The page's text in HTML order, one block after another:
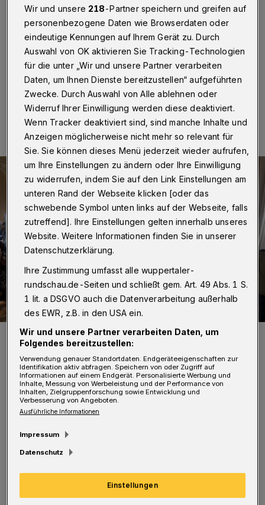
Wuppertal·Zum 48. Mal steigt am Sonntag (28.
September 2025) die Bergische Mineralien- und
Fossilienbörse in der Historischen Stadthalle Wuppertal.
Geöffnet ist sie von 11 bis 17 Uhr. Der Eintritt kostet
vier Euro (Kinder bis 14 Jahre frei).
26.09.2025 , 07:30 Uhr Eine Minute Lesezeit
Blick in den Mendelssohn-Saal.
Foto: Udo Klusmann
Gutschein für das Edelsteinwaschen. Wie jedes
Jahr darf sich dann jedes Kind danach noch
einen Stein bzw. ein Mineral aussuchen“, so
die Vereinigung der Freunde der Mineralogie
Wir und unsere 218-Partner speichern und greifen auf
personenbezogene Daten wie Browserdaten oder
eindeutige Kennungen auf Ihrem Gerät zu. Durch
Auswahl von OK aktivieren Sie Tracking-Technologien
für die unter „Wir und unsere Partner verarbeiten
Daten, um Ihnen Dienste bereitzustellen“ aufgeführten
Zwecke. Durch Auswahl von Alle ablehnen oder
Widerruf Ihrer Einwilligung werden diese deaktiviert.
Wenn Tracker deaktiviert sind, sind manche Inhalte und
Anzeigen möglicherweise nicht mehr so relevant für
Sie. Sie können dieses Menü jederzeit wieder aufrufen,
um Ihre Einstellungen zu ändern oder Ihre Einwilligung
zu widerrufen, indem Sie auf den Link Einstellungen am
unteren Rand der Webseite klicken [oder das
schwebende Symbol unten links auf der Webseite, falls
zutreffend]. Ihre Einstellungen gelten innerhalb unseres
Website. Weitere Informationen finden Sie in unserer
Datenschutzerklärung.
Ihre Zustimmung umfasst alle wuppertaler-
rundschau.de-Seiten und schließt gem. Art. 49 Abs. 1 S.
1 lit. a DSGVO auch die Datenverarbeitung außerhalb
des EWR, z.B. in den USA ein.
Wir und unsere Partner verarbeiten Daten, um
Folgendes bereitzustellen:
Verwendung genauer Standortdaten. Endgeräteeigenschaften zur
Identifikation aktiv abfragen. Speichern von oder Zugriff auf
Informationen auf einem Endgerät. Personalisierte Werbung und
Inhalte, Messung von Werbeleistung und der Performance von
Inhalten, Zielgruppenforschung sowie Entwicklung und
Verbesserung von Angeboten.
Ausführliche Informationen
Impressum
Datenschutz
Einstellungen